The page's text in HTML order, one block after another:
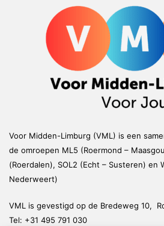
Voor Midden-Limburg (VML) is een
de omroepen ML5 (Roermond –
(Roerdalen), SOL2 (Echt – Susteren) en
Nederweert)
VML is gevestigd op de Bredeweg 10,
Tel: +31 495 791 030